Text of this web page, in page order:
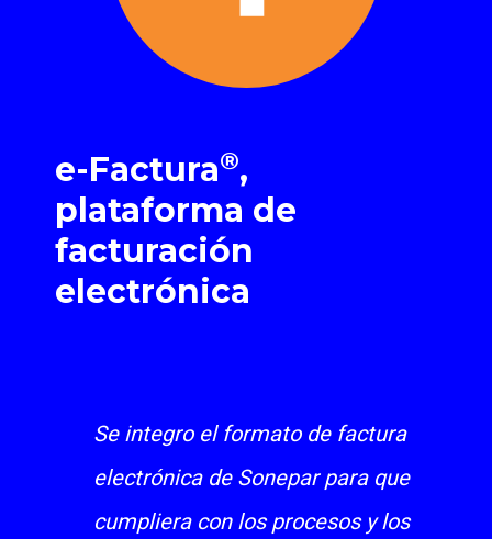
e-Factura®,
plataforma de
facturación
electrónica
Se integro el formato de factura
electrónica de Sonepar para que
cumpliera con los procesos y los